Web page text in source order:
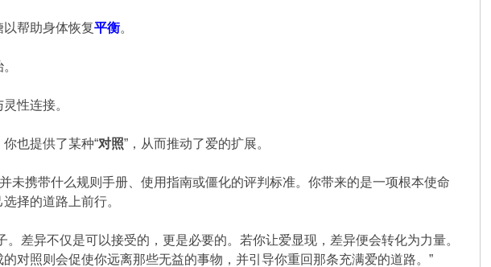
以帮助身体恢复平衡。
性连接。
也提供了某种“对照”，从而推动了爱的扩展。
未携带什么规则手册、使用指南或僵化的评判标准。你带来的是一项根本使命
择的道路上前行。
差异不仅是可以接受的，更是必要的。若你让爱显现，差异便会转化为力量。
对照则会促使你远离那些无益的事物，并引导你重回那条充满爱的道路。”